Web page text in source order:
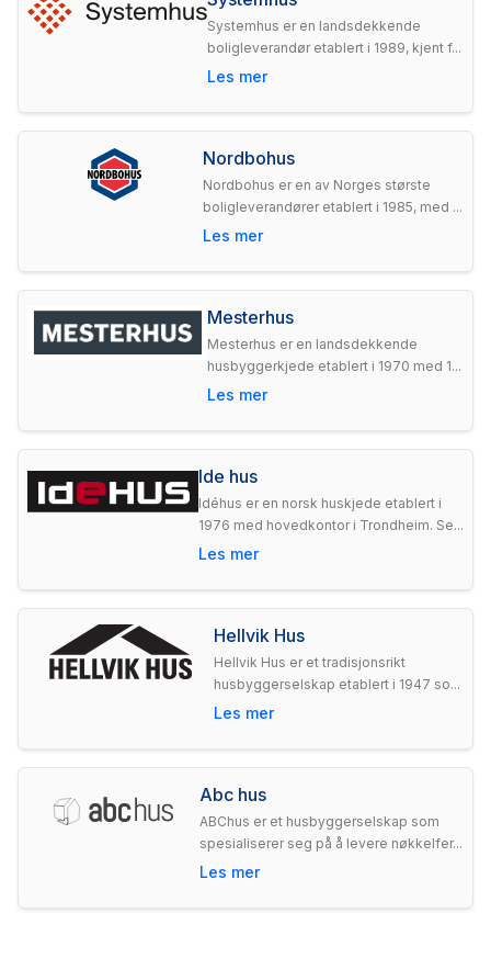
Systemhus er en landsdekkende
boligleverandør etablert i 1989, kjent f...
Les mer
Nordbohus
Nordbohus er en av Norges største
boligleverandører etablert i 1985, med ...
Les mer
Mesterhus
Mesterhus er en landsdekkende
husbyggerkjede etablert i 1970 med 1...
Les mer
Ide hus
Idéhus er en norsk huskjede etablert i
1976 med hovedkontor i Trondheim. Se...
Les mer
Hellvik Hus
Hellvik Hus er et tradisjonsrikt
husbyggerselskap etablert i 1947 so...
Les mer
Abc hus
ABChus er et husbyggerselskap som
spesialiserer seg på å levere nøkkelfer...
Les mer